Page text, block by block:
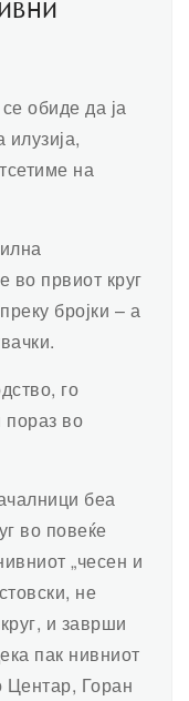
обиде да ја
на
во првиот круг
бројки – а
го
пораз во
беа
во повеќе
„чесен и
не
и заврши
пак нивниот
Центар, Горан